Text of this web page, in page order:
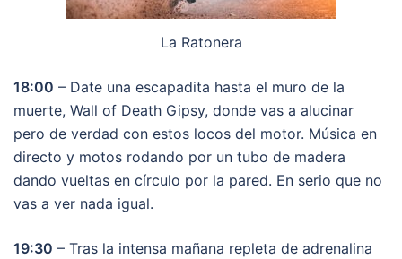
La Ratonera
18:00 – Date una escapadita hasta el muro de la
muerte, Wall of Death Gipsy, donde vas a alucinar
pero de verdad con estos locos del motor. Música en
directo y motos rodando por un tubo de madera
dando vueltas en círculo por la pared. En serio que no
vas a ver nada igual.
19:30 – Tras la intensa mañana repleta de adrenalina